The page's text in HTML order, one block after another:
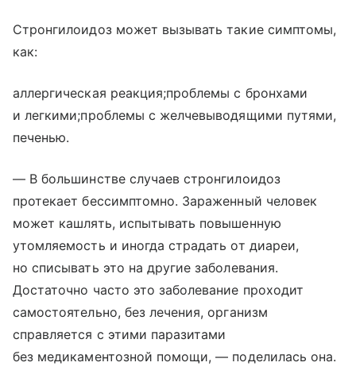
Стронгилоидоз может вызывать такие симптомы,
как:
аллергическая реакция;проблемы с бронхами
и легкими;проблемы с желчевыводящими путями,
печенью.
— В большинcтве случаев стронгилоидоз
протекает бессимптомно. Зараженный человек
может кашлять, испытывать повышенную
утомляемость и иногда страдать от диареи,
но списывать это на другие заболевания.
Достаточно часто это заболевание проходит
самостоятельно, без лечения, организм
справляется с этими паразитами
без медикаментозной помощи, — поделилась она.